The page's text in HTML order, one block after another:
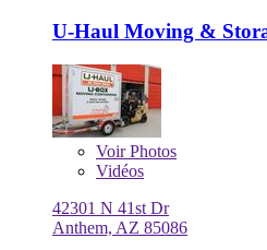
U-Haul Moving &
VoirPhotos
Vidéos
42301 N 41st Dr
Anthem, AZ 85086